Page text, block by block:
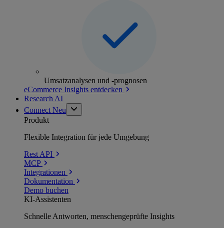
Umsatzanalysen und -prognosen
eCommerce Insights entdecken
Research AI
Connect Neu
Produkt
Flexible Integration für jede Umgebung
Rest API
MCP
Integrationen
Dokumentation
Demo buchen
KI-Assistenten
Schnelle Antworten, menschengeprüfte Insights